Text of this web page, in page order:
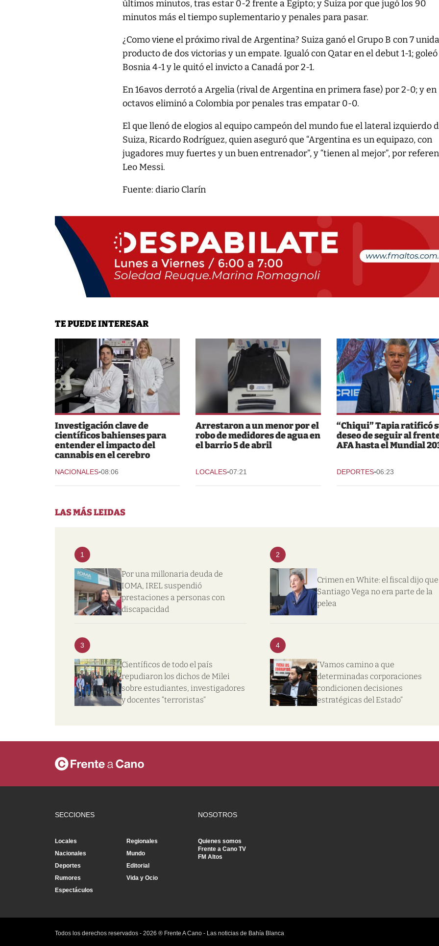
últimos minutos, tras estar 0-2 frente a Egipto; y Suiza por que jugó los 90
minutos más el tiempo suplementario y penales para pasar.
¿Como viene el próximo rival de Argentina? Suiza ganó el Grupo B con 7
producto de dos victorias y un empate. Igualó con Qatar en el debut 1-1; goleó
Bosnia 4-1 y le quitó el invicto a Canadá por 2-1.
En 16avos derrotó a Argelia (rival de Argentina en primera fase) por 2-0; y en
octavos eliminó a Colombia por penales tras empatar 0-0.
El que llenó de elogios al equipo campeón del mundo fue el lateral izquierdo
Suiza, Ricardo Rodríguez, quien aseguró que “Argentina es un equipazo, con
jugadores muy fuertes y un buen entrenador”, y “tienen al mejor”, por
Leo Messi.
Fuente: diario Clarín
TE PUEDE INTERESAR
Investigación clave de
científicos bahienses para
entender el impacto del
cannabis en el cerebro
NACIONALES-08:06
Arrestaron a un menor por el
robo de medidores de agua en
el barrio 5 de abril
LOCALES-07:21
“Chiqui” Tapia ratificó
deseo de seguir al
AFA hasta el Mundial
DEPORTES-06:23
LAS MÁS LEIDAS
1
Por una millonaria deuda de
IOMA, IREL suspendió
prestaciones a personas con
discapacidad
2
Crimen en White: el fiscal dijo que
Santiago Vega no era parte de la
pelea
3
Científicos de todo el país
repudiaron los dichos de Milei
sobre estudiantes, investigadores
y docentes “terroristas”
4
“Vamos camino a que
determinadas corporaciones
condicionen decisiones
estratégicas del Estado”
SECCIONES
Locales
Regionales
Nacionales
Mundo
Deportes
Editorial
Rumores
Vida y Ocio
Espectáculos
NOSOTROS
Quienes somos
Frente a Cano TV
FM Altos
Todos los derechos reservados - 2026 ® Frente A Cano - Las noticias de Bahía Blanca